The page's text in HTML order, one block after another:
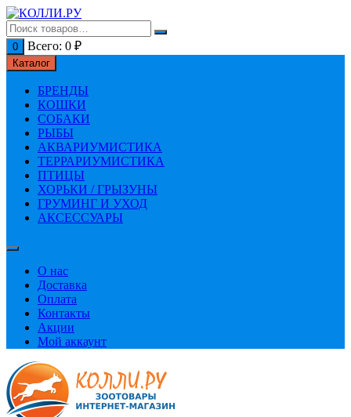
Перейти
к
содержимому
0 Всего: 0 ₽
Каталог
БРЕНДЫ
КОШКИ
СОБАКИ
РЫБЫ
АКВАРИУМИСТИКА
ТЕРРАРИУМИСТИКА
ПТИЦЫ
ХОРЬКИ / ГРЫЗУНЫ
ГРУМИНГ И УХОД
АКСЕССУАРЫ
О нас
Доставка
Оплата
Контакты
Акции
Мой аккаунт